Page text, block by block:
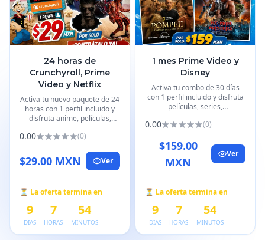
24 horas de
Crunchyroll, Prime
Video y Netflix
Activa tu nuevo paquete de 24
horas con 1 perfil incluido y
disfruta anime, películas,
Video, Netflix y Crunchyroll.
0.00 (0)
$29.00 MXN Ver
⏳ La oferta termina en
9
DIAS
7
HORAS
54
MINUTOS
1 mes Prime Video y
Disney
Activa tu combo de 30 días
con 1 perfil incluido y disfruta
películas, series,
Disney+ y Amazon Prime.
0.00 (0)
$159.00
MXN
Ver
⏳ La oferta termina en
9
DIAS
7
HORAS
54
MINUTOS